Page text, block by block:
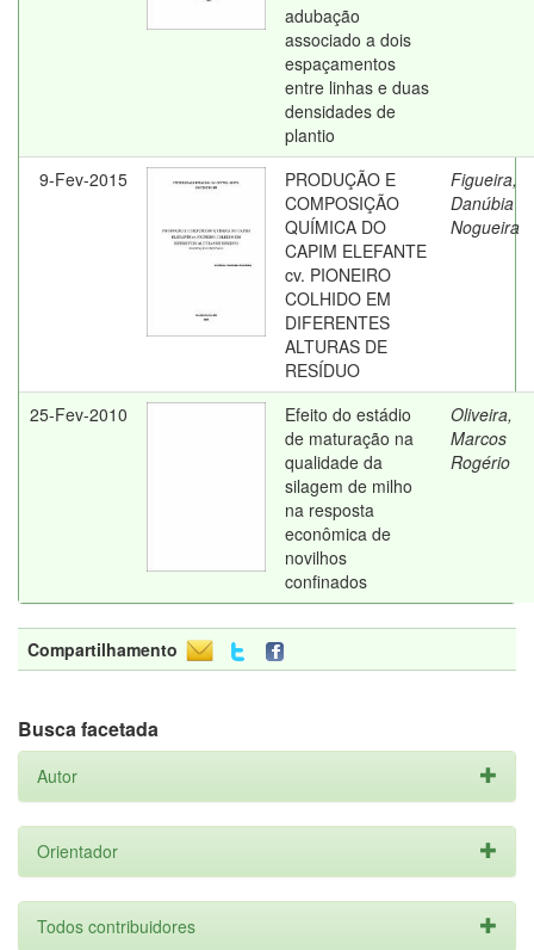
adubação
associado a dois
espaçamentos
entre linhas e duas
densidades de
plantio
9-Fev-2015
PRODUÇÃO E
COMPOSIÇÃO
QUÍMICA DO
CAPIM ELEFANTE
cv. PIONEIRO
COLHIDO EM
DIFERENTES
ALTURAS DE
RESÍDUO
Figueira,
Danúbia
Nogueira
25-Fev-2010
Efeito do estádio
de maturação na
qualidade da
silagem de milho
na resposta
econômica de
novilhos
confinados
Oliveira,
Marcos
Rogério
Compartilhamento
Busca facetada
Autor
Orientador
Todos contribuidores